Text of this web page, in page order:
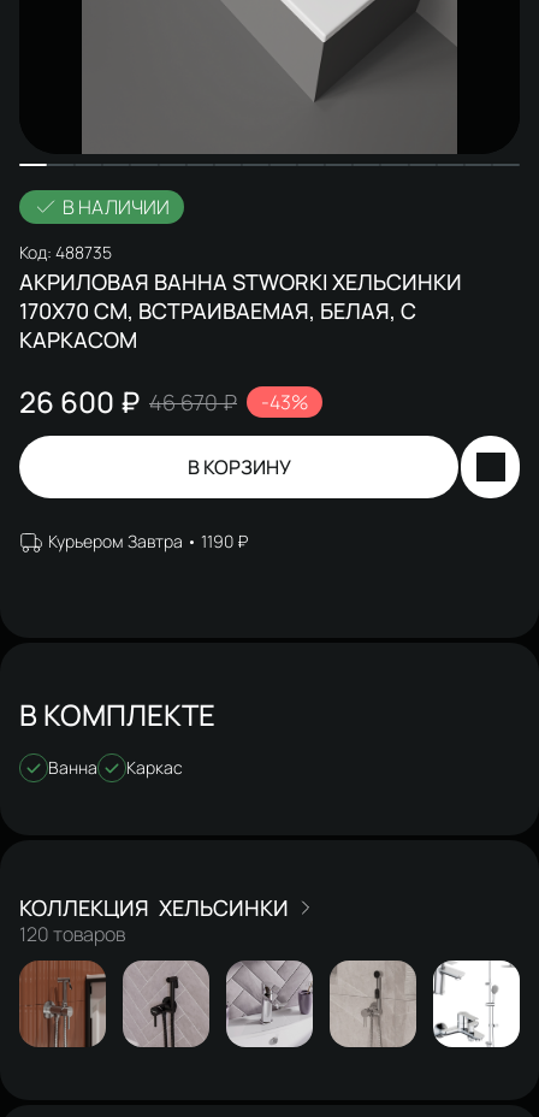
В НАЛИЧИИ
Код: 488735
АКРИЛОВАЯ ВАННА STWORKI ХЕЛЬСИНКИ
170X70 СМ, ВСТРАИВАЕМАЯ, БЕЛАЯ, С
КАРКАСОМ
26 600 ₽ 46 670 ₽ -43%
В КОРЗИНУ
Курьером Завтра 1190 ₽
В КОМПЛЕКТЕ
Ванна Каркас
ХЕЛЬСИНКИ
120 товаров